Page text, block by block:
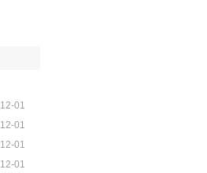
12-01
12-01
12-01
12-01